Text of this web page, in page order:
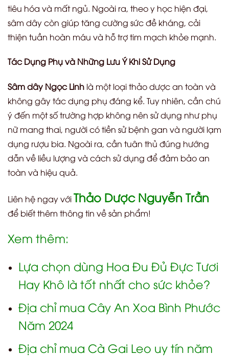
tiêu hóa và mất ngủ. Ngoài ra, theo y học hiện đại,
sâm dây còn giúp tăng cường sức đề kháng, cải
thiện tuần hoàn máu và hỗ trợ tim mạch khỏe mạnh.
Tác Dụng Phụ và Những Lưu Ý Khi Sử Dụng
Sâm dây Ngọc Linh là một loại thảo dược an toàn và
không gây tác dụng phụ đáng kể. Tuy nhiên, cần chú
ý đến một số trường hợp không nên sử dụng như phụ
nữ mang thai, người có tiền sử bệnh gan và người lạm
dụng rượu bia. Ngoài ra, cần tuân thủ đúng hướng
dẫn về liều lượng và cách sử dụng để đảm bảo an
toàn và hiệu quả.
Liên hệ ngay vớiThảo Dược Nguyễn Trần
để biết thêm thông tin về sản phẩm!
Xem thêm:
Lựa chọn dùng Hoa Đu Đủ Đực Tươi
Hay Khô là tốt nhất cho sức khỏe?
Địa chỉ mua Cây An Xoa Bình Phước
Năm 2024
Địa chỉ mua Cà Gai Leo uy tín năm